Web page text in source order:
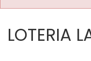
LOTERIA